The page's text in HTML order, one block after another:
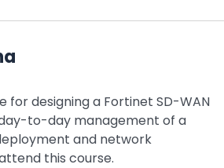
for designing a Fortinet SD-WAN
to-day management of a
and network
this course.